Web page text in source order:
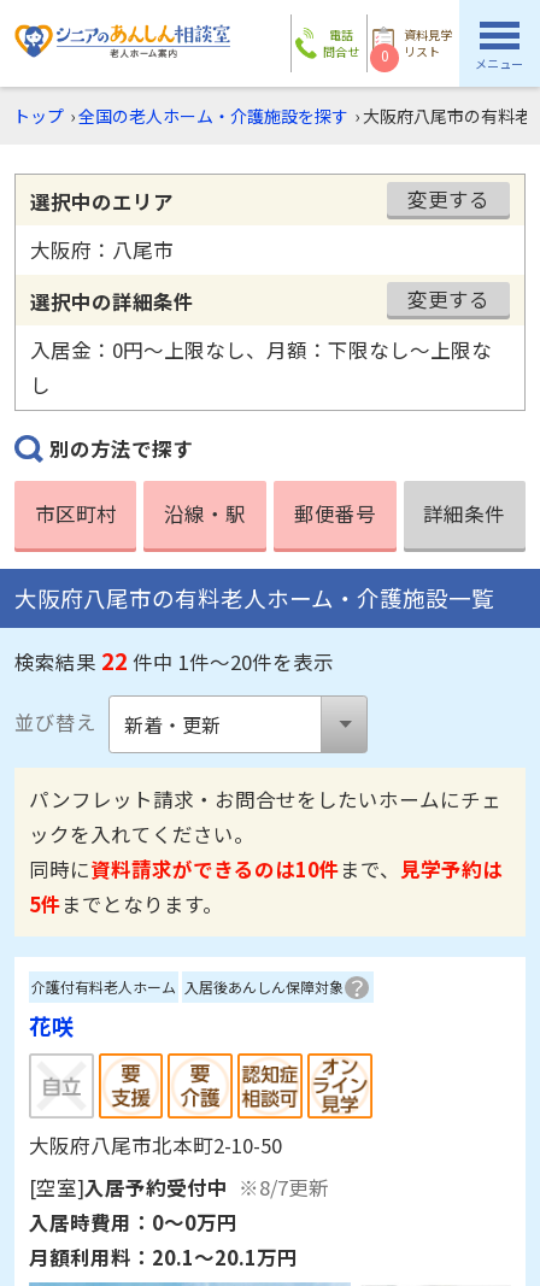
電話
問合せ
資料見学
リスト
0 メニュー
トップ ›全国の老人ホーム・介護施設を探す ›大阪府八尾市の有料老
選択中のエリア
変更する
大阪府：八尾市
選択中の詳細条件
変更する
入居金：0円〜上限なし、月額：下限なし〜上限な
し
別の方法で探す
市区町村 沿線・駅 郵便番号 詳細条件
大阪府八尾市の有料老人ホーム・介護施設一覧
検索結果 22 件中 1件～20件を表示
並び替え
パンフレット請求・お問合せをしたいホームにチェ
ックを入れてください。
同時に資料請求ができるのは10件まで、 見学予約は
5件までとなります。
介護付有料老人ホーム 入居後あんしん保障対象
花咲
大阪府八尾市北本町2-10-50
[空室]入居予約受付中 ※8/7更新
入居時費用： 0～0万円
月額利用料： 20.1～20.1万円